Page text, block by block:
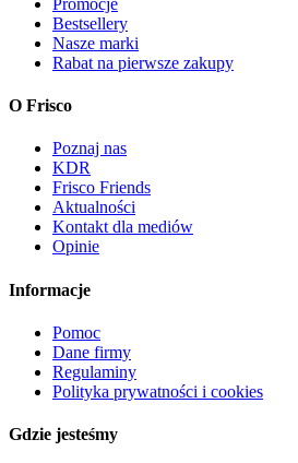
Bestsellery
Nasze marki
Rabat na pierwsze zakupy
O Frisco
Poznaj nas
KDR
Frisco Friends
Aktualności
Kontakt dla mediów
Opinie
Informacje
Pomoc
Dane firmy
Regulaminy
Polityka prywatności i cookies
Gdzie jesteśmy